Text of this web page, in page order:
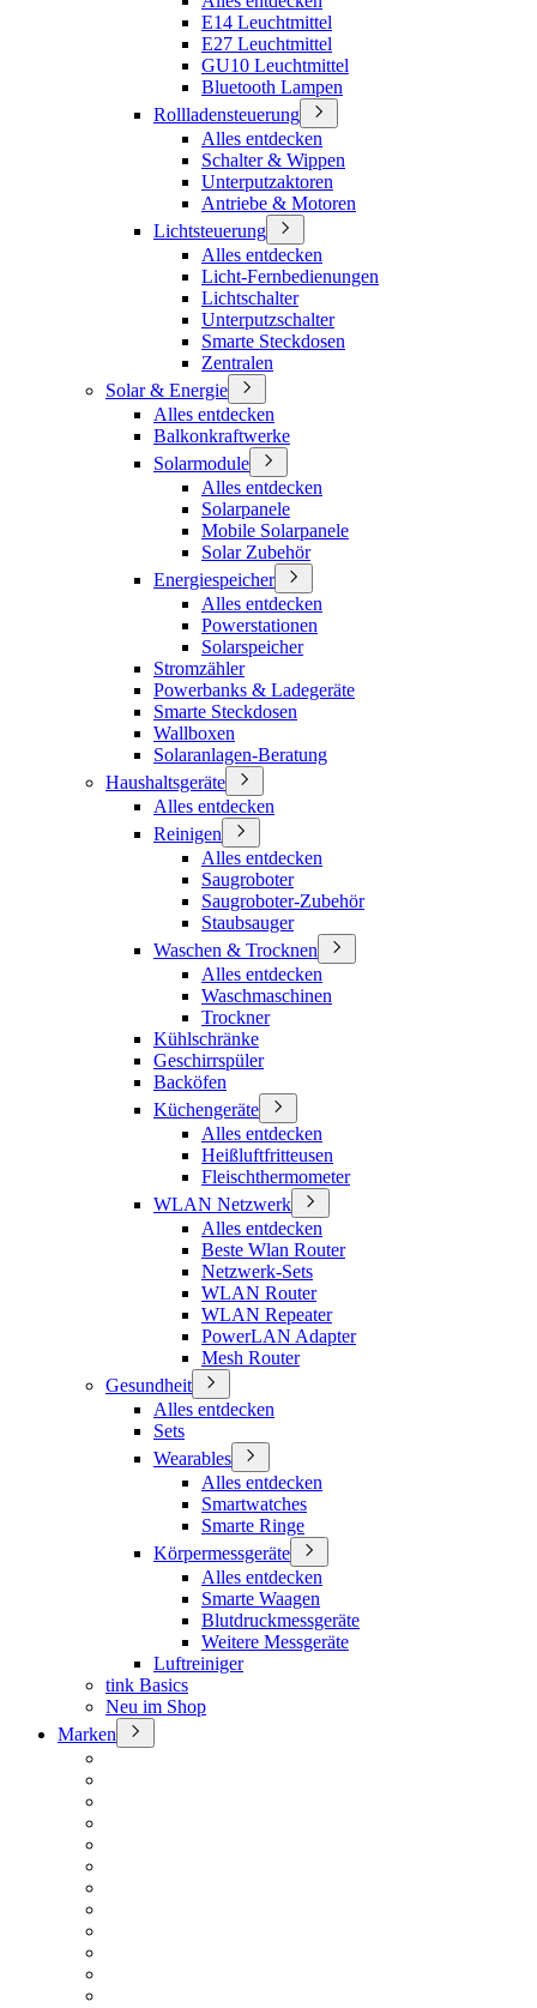
E14 Leuchtmittel
E27 Leuchtmittel
GU10 Leuchtmittel
Bluetooth Lampen
Rollladensteuerung
Alles entdecken
Schalter & Wippen
Unterputzaktoren
Antriebe & Motoren
Lichtsteuerung
Alles entdecken
Licht-Fernbedienungen
Lichtschalter
Unterputzschalter
Smarte Steckdosen
Zentralen
Solar & Energie
Alles entdecken
Balkonkraftwerke
Solarmodule
Alles entdecken
Solarpanele
Mobile Solarpanele
Solar Zubehör
Energiespeicher
Alles entdecken
Powerstationen
Solarspeicher
Stromzähler
Powerbanks & Ladegeräte
Smarte Steckdosen
Wallboxen
Solaranlagen-Beratung
Haushaltsgeräte
Alles entdecken
Reinigen
Alles entdecken
Saugroboter
Saugroboter-Zubehör
Staubsauger
Waschen & Trocknen
Alles entdecken
Waschmaschinen
Trockner
Kühlschränke
Geschirrspüler
Backöfen
Küchengeräte
Alles entdecken
Heißluftfritteusen
Fleischthermometer
WLAN Netzwerk
Alles entdecken
Beste Wlan Router
Netzwerk-Sets
WLAN Router
WLAN Repeater
PowerLAN Adapter
Mesh Router
Gesundheit
Alles entdecken
Sets
Wearables
Alles entdecken
Smartwatches
Smarte Ringe
Körpermessgeräte
Alles entdecken
Smarte Waagen
Blutdruckmessgeräte
Weitere Messgeräte
Luftreiniger
tink Basics
Neu im Shop
Marken